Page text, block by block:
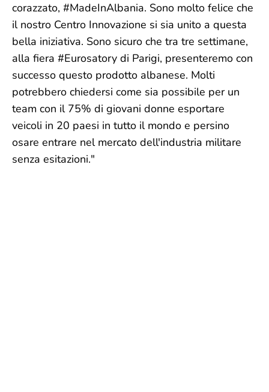
corazzato, #MadeInAlbania. Sono molto felice che
il nostro Centro Innovazione si sia unito a questa
bella iniziativa. Sono sicuro che tra tre settimane,
alla fiera #Eurosatory di Parigi, presenteremo con
successo questo prodotto albanese. Molti
potrebbero chiedersi come sia possibile per un
team con il 75% di giovani donne esportare
veicoli in 20 paesi in tutto il mondo e persino
osare entrare nel mercato dell'industria militare
senza esitazioni."